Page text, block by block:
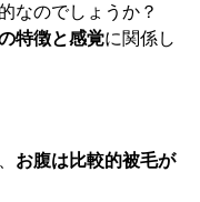
なのでしょうか？
特徴と感覚に関係し
お腹は比較的被毛が